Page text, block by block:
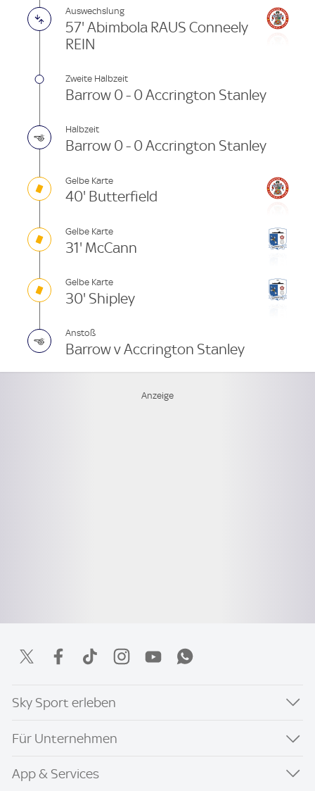
Auswechslung
57' Abimbola RAUS Conneely
REIN
Zweite Halbzeit
Barrow 0 - 0 Accrington Stanley
Halbzeit
Barrow 0 - 0 Accrington Stanley
Gelbe Karte
40' Butterfield
Gelbe Karte
31' McCann
Gelbe Karte
30' Shipley
Anstoß
Barrow v Accrington Stanley
Sky Sport erleben
Für Unternehmen
App & Services